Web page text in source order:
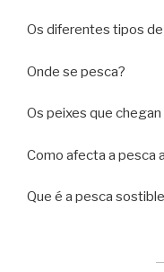
Os diferentes tipos
Onde se pesca?
Os peixes que
Como afecta a pesca
Que é a pesca